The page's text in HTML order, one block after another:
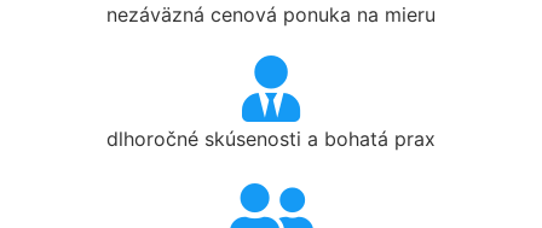
nezáväzná cenová ponuka na mieru
dlhoročné skúsenosti a bohatá prax